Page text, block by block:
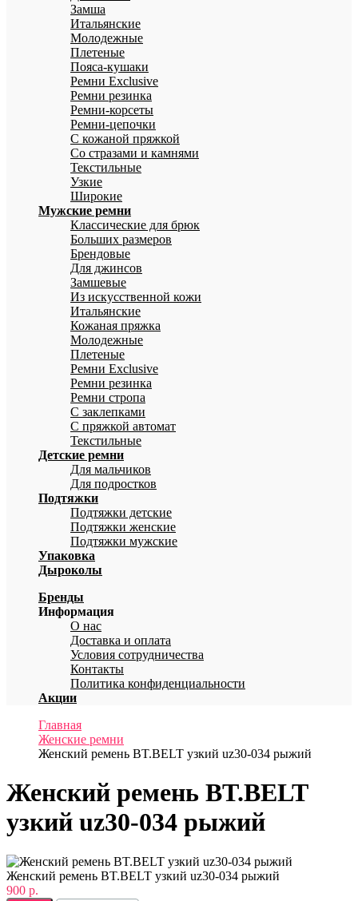
Замша
Итальянские
Молодежные
Плетеные
Пояса-кушаки
Ремни Exclusive
Ремни резинка
Ремни-корсеты
Ремни-цепочки
С кожаной пряжкой
Со стразами и камнями
Текстильные
Узкие
Широкие
Мужские ремни
Классические для брюк
Больших размеров
Брендовые
Для джинсов
Замшевые
Из искусственной кожи
Итальянские
Кожаная пряжка
Молодежные
Плетеные
Ремни Exclusive
Ремни резинка
Ремни стропа
С заклепками
С пряжкой автомат
Текстильные
Детские ремни
Для мальчиков
Для подростков
Подтяжки
Подтяжки детские
Подтяжки женские
Подтяжки мужские
Упаковка
Дыроколы
Бренды
Информация
О нас
Доставка и оплата
Условия сотрудничества
Контакты
Политика конфиденциальности
Акции
Главная
Женские ремни
Женский ремень BT.BELT узкий uz30-034 рыжий
Женский ремень BT.BELT
узкий uz30-034 рыжий
Женский ремень BT.BELT узкий uz30-034 рыжий
900 р.